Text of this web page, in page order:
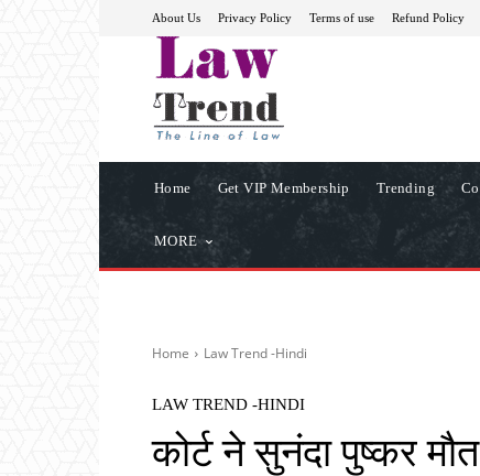
About Us Privacy Policy Terms of use Refund Policy
Home Get VIP Membership Trending
MORE
Home Law Trend -Hindi
LAW TREND -HINDI
कोर्ट ने सुनंदा पुष्कर